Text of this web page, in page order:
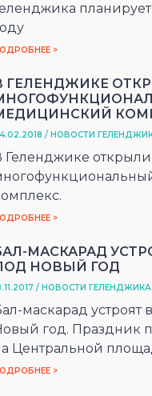
>
ГЕЛЕНДЖИКЕ
/ НОВОСТИ
Геленджике открыли
>
МАСКАРАД
НОВЫЙ ГОД
/ НОВОСТИ ГЕЛЕНДЖИКА
маскарад устроят
год. Праздник
Центральной
>